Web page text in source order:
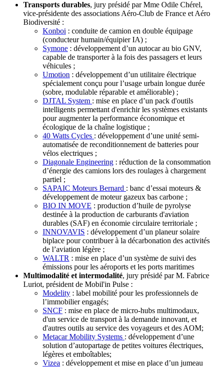
Transports durables, jury présidé par Mme Odile Chérel,
vice-présidente des associations Aéro-Club de France et Aéro
Biodiversité :
Konboi : conduite de camion en double équipage
(conducteur humain/équipier IA) ;
Symone : développement d’un autocar au bio GNV,
capable de transporter à la fois des passagers et leurs
véhicules ;
Umotion : développement d’un utilitaire électrique
spécialement conçu pour l’usage urbain longue durée
(sobre, modulable réparable et améliorable) ;
DJTAL System : mise en place d’un pack d'outils
intelligents permettant d'enrichir les systèmes existants
pour augmenter la performance économique et
écologique de la chaîne logistique ;
40 Watts Cycles : développement d’une unité semi-
automatisée de reconditionnement de batteries pour
vélos electriques ;
Diagonale Engineering : réduction de la consommation
d’énergie des camions lors des roulages à chargement
partiel ;
SAPAIC Moteurs Bernard : banc d’essai moteurs &
développement de moteur gazeux bas carbone ;
BIO IN MOVE : production d’huile de pyrolyse
destinée à la production de carburants d'aviation
durables (SAF) en économie circulaire territoriale ;
INNOVAVIS : développement d’un planeur solaire
biplace pour contribuer à la décarbonation des activités
de l’aviation légère ;
WALTR : mise en place d’un système de suivi des
émissions pour les aéroports et les ports maritimes
Multimodalité et intermodalité, jury présidé par M. Fabrice
Luriot, président de Mobil'in Pulse :
Modelity : label mobilité pour les professionnels de
l’immobilier engagés;
SNCF : mise en place de micro-hubs multimodaux,
d'un service de transport à la demande innovant, et
d'autres outils au service des voyageurs et des AOM;
Metacar Mobility Systems : développement d’une
solution d’autopartage de petites voitures électriques,
légères et emboîtables;
Vizea : développement et mise en place d’un jumeau